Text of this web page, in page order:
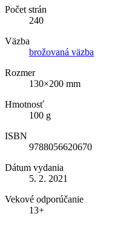
Počet strán
240
Väzba
brožovaná väzba
Rozmer
130×200 mm
Hmotnosť
100 g
ISBN
9788056620670
Dátum vydania
5. 2. 2021
Vekové odporúčanie
13+